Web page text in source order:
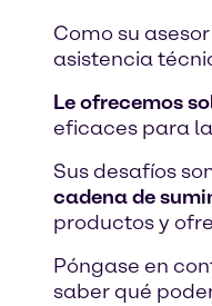
Como su
asistencia
Le ofrecemos
eficaces para
Sus desafíos
cadena de
productos y
Póngase en
saber qué